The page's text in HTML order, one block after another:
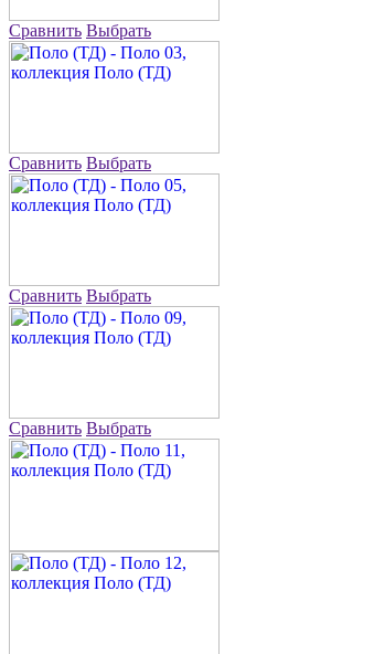
Сравнить Выбрать
Сравнить Выбрать
Сравнить Выбрать
Сравнить Выбрать